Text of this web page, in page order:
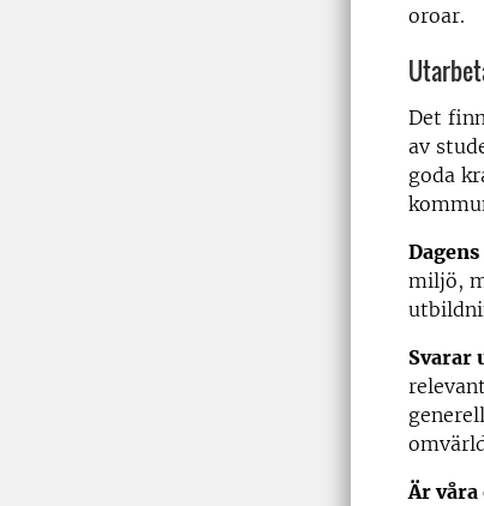
oroar.
Det
av
goda
miljö,
Svarar
Är